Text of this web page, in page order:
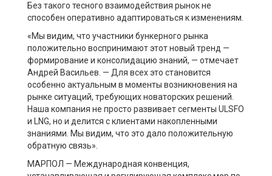
Без такого тесного взаимодействия рынок не
способен оперативно адаптироваться к изменениям.
«Мы видим, что участники бункерного рынка
положительно воспринимают этот новый тренд —
формирование и консолидацию знаний, — отмечает
Андрей Васильев. — Для всех это становится
особенно актуальным в моменты возникновения на
рынке ситуаций, требующих новаторских решений.
Наша компания не просто развивает сегменты ULSFO
и LNG, но и делится с клиентами накопленными
знаниями. Мы видим, что это дало положительную
обратную связь».
МАРПОЛ — Международная конвенция,